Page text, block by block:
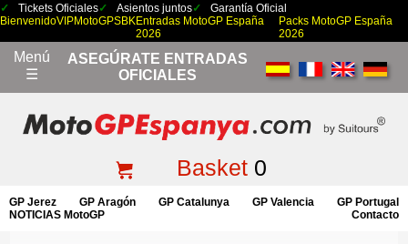
Tickets Oficiales Asientos juntos
Garantía Oficial
BienvenidoVIPMotoGPSBKEntradas MotoGP España
2026
Packs MotoGP España
2026
Menú
☰
ASEGÚRATE ENTRADAS
OFICIALES
Basket0
GP Jerez GP Aragón GP Catalunya GP Valencia
GP Portugal
NOTICIAS MotoGP
Contacto